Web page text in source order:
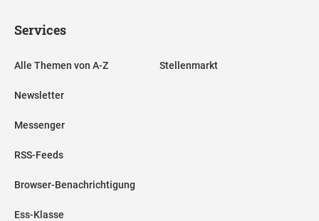
Services
Alle Themen von A-Z
Newsletter
Messenger
RSS-Feeds
Browser-Benachrichtigung
Ess-Klasse
Stellenmarkt